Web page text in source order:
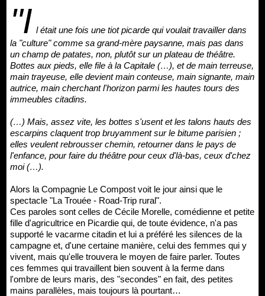
"I l était une fois une tiot picarde qui voulait travailler dans
la "culture" comme sa grand-mère paysanne, mais pas dans
un champ de patates, non, plutôt sur un plateau de théâtre.
Bottes aux pieds, elle file à la Capitale (…), et de main terreuse,
main trayeuse, elle devient main conteuse, main signante, main
autrice, main cherchant l'horizon parmi les hautes tours des
immeubles citadins.
(…) Mais, assez vite, les bottes s'usent et les talons hauts des
escarpins claquent trop bruyamment sur le bitume parisien ;
elles veulent rebrousser chemin, retourner dans le pays de
l'enfance, pour faire du théâtre pour ceux d'là-bas, ceux d'chez
moi (…).
Alors la Compagnie Le Compost voit le jour ainsi que le
spectacle "La Trouée - Road-Trip rural".
Ces paroles sont celles de Cécile Morelle, comédienne et petite
fille d'agricultrice en Picardie qui, de toute évidence, n'a pas
supporté le vacarme citadin et lui a préféré les silences de la
campagne et, d'une certaine manière, celui des femmes qui y
vivent, mais qu'elle trouvera le moyen de faire parler. Toutes
ces femmes qui travaillent bien souvent à la ferme dans
l'ombre de leurs maris, des "secondes" en fait, des petites
mains parallèles, mais toujours là pourtant…